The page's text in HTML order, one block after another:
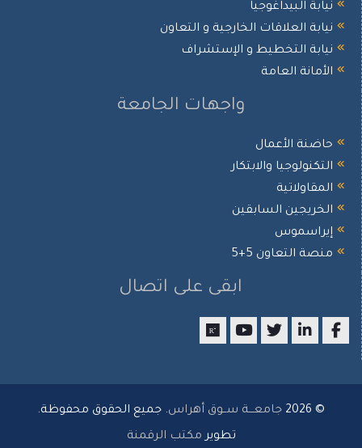
البيداغوجيا
العلاقات الخارجية و التعاون
التخطيط و الإستشراف
العامة
واجهات الجامعة
الأعمال
والابتكار
السابقين
التعاون 5+5
ابقى على اتصال
جامعـــة ســوق أهراس. جميع الحقوق محفوظة.
مكتب الرقمنة